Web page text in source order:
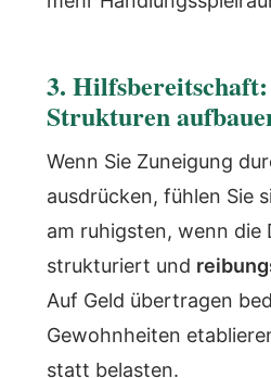
3.
Strukturen
Wenn Sie Zuneigung
ausdrücken, fühlen Sie
am ruhigsten, wenn die
strukturiert und
Auf Geld übertragen
Gewohnheiten
statt belasten.